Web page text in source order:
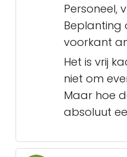
Personeel,
Beplanting
voorkant
Het is vrij
niet om
Maar hoe
absoluut